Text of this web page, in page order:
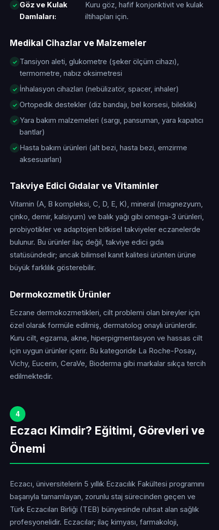
Göz ve Kulak
Damlaları:
Kuru göz, hafif konjonktivit ve kulak
iltihapları için.
Medikal Cihazlar ve Malzemeler
Tansiyon aleti, glukometre (şeker ölçüm cihazı),
termometre, nabız oksimetresi
İnhalasyon cihazları (nebülizatör, spacer, inhaler)
Ortopedik destekler (diz bandajı, bel korsesi, bileklik)
Yara bakım malzemeleri (sargı, pansuman, yara kapatıcı
bantlar)
Hasta bakım ürünleri (alt bezi, hasta bezi, emzirme
aksesuarları)
Takviye Edici Gıdalar ve Vitaminler
Vitamin (A, B kompleksi, C, D, E, K), mineral (magnezyum,
çinko, demir, kalsiyum) ve balık yağı gibi omega-3 ürünleri,
probiyotikler ve adaptojen bitkisel takviyeler eczanelerde
bulunur. Bu ürünler ilaç değil, takviye edici gıda
statüsündedir; ancak bilimsel kanıt kalitesi ürünten ürüne
büyük farklılık gösterebilir.
Dermokozmetik Ürünler
Eczane dermokozmetikleri, cilt problemi olan bireyler için
özel olarak formüle edilmiş, dermatolog onaylı ürünlerdir.
Kuru cilt, egzama, akne, hiperpigmentasyon ve hassas cilt
için uygun ürünler içerir. Bu kategoride La Roche-Posay,
Vichy, Eucerin, CeraVe, Bioderma gibi markalar sıkça tercih
edilmektedir.
4
Eczacı Kimdir? Eğitimi, Görevleri ve
Önemi
Eczacı, üniversitelerin 5 yıllık Eczacılık Fakültesi programını
başarıyla tamamlayan, zorunlu staj sürecinden geçen ve
Türk Eczacıları Birliği (TEB) bünyesinde ruhsat alan sağlık
profesyonelidir. Eczacılar; ilaç kimyası, farmakoloji,